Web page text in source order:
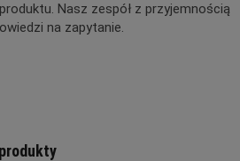
Nasz zespół z przyjemnością
na zapytanie.